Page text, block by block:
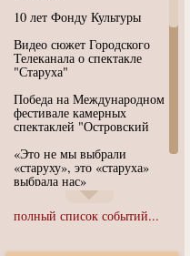
10 лет Фонду Культуры
Видео сюжет Городского
Телеканала о спектакле
"Старуха"
Победа на Международном
фестивале камерных
спектаклей "Островский
«Это не мы выбрали
«старуху», это «старуха»
выбрала нас»
Иммерсивный спектакль
"Язык чистого полета
полный список событий...